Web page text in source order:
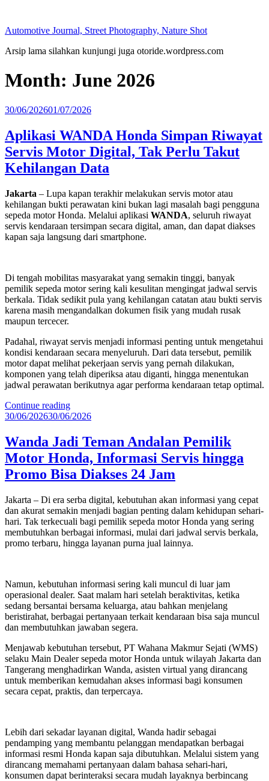
content
Automotive Journal, Street Photography, Nature Shot
Arsip lama silahkan kunjungi juga otoride.wordpress.com
Month: June 2026
Posted
30/06/202601/07/2026
Aplikasi WANDA Honda Simpan Riwayat
Servis Motor Digital, Tak Perlu Takut
Kehilangan Data
Jakarta – Lupa kapan terakhir melakukan servis motor atau
kehilangan bukti perawatan kini bukan lagi masalah bagi pengguna
sepeda motor Honda. Melalui aplikasi WANDA, seluruh riwayat
servis kendaraan tersimpan secara digital, aman, dan dapat diakses
kapan saja langsung dari smartphone.
Di tengah mobilitas masyarakat yang semakin tinggi, banyak
pemilik sepeda motor sering kali kesulitan mengingat jadwal servis
berkala. Tidak sedikit pula yang kehilangan catatan atau bukti servis
karena masih mengandalkan dokumen fisik yang mudah rusak
maupun tercecer.
Padahal, riwayat servis menjadi informasi penting untuk mengetahui
kondisi kendaraan secara menyeluruh. Dari data tersebut, pemilik
motor dapat melihat pekerjaan servis yang pernah dilakukan,
komponen yang telah diperiksa atau diganti, hingga menentukan
jadwal perawatan berikutnya agar performa kendaraan tetap optimal.
Continue reading“Aplikasi
WANDA
Simpan
Riwayat
Servis
Motor
Digital,
Perlu
Takut
Kehilangan
Data”
Posted
30/06/202630/06/2026
Wanda Jadi Teman Andalan Pemilik
Motor Honda, Informasi Servis hingga
Promo Bisa Diakses 24 Jam
Jakarta – Di era serba digital, kebutuhan akan informasi yang cepat
dan akurat semakin menjadi bagian penting dalam kehidupan sehari-
hari. Tak terkecuali bagi pemilik sepeda motor Honda yang sering
membutuhkan berbagai informasi, mulai dari jadwal servis berkala,
promo terbaru, hingga layanan purna jual lainnya.
Namun, kebutuhan informasi sering kali muncul di luar jam
operasional dealer. Saat malam hari setelah beraktivitas, ketika
sedang bersantai bersama keluarga, atau bahkan menjelang
beristirahat, berbagai pertanyaan terkait kendaraan bisa saja muncul
dan membutuhkan jawaban segera.
Menjawab kebutuhan tersebut, PT Wahana Makmur Sejati (WMS)
selaku Main Dealer sepeda motor Honda untuk wilayah Jakarta dan
Tangerang menghadirkan Wanda, asisten virtual yang dirancang
untuk memberikan kemudahan akses informasi bagi konsumen
secara cepat, praktis, dan terpercaya.
Lebih dari sekadar layanan digital, Wanda hadir sebagai
pendamping yang membantu pelanggan mendapatkan berbagai
informasi resmi Honda kapan saja dibutuhkan. Melalui sistem yang
dirancang memahami pertanyaan dalam bahasa sehari-hari,
konsumen dapat berinteraksi secara mudah layaknya berbincang